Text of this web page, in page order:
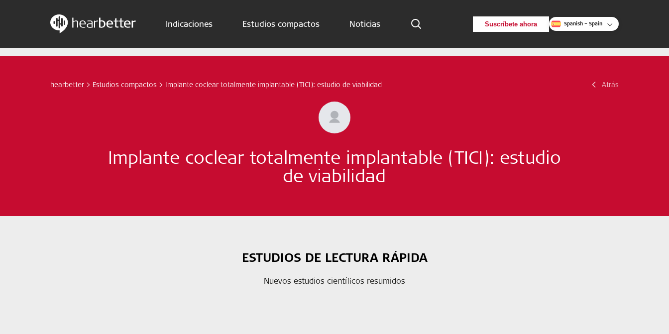
Skip
Indicaciones Estudios compactos Noticias Suscríbete ahora Spanish – Spain
Indicaciones
Suscríbete ahora
Spanish – Spain
Síganos
Buscar
hearbetter > Estudios compactos > Implante coclear totalmente implantable (TICI): estudio de viabilidad Atrás
Implante coclear totalmente implantable (TICI): estudio
de viabilidad
ESTUDIOS DE LECTURA RÁPIDA
Nuevos estudios científicos resumidos